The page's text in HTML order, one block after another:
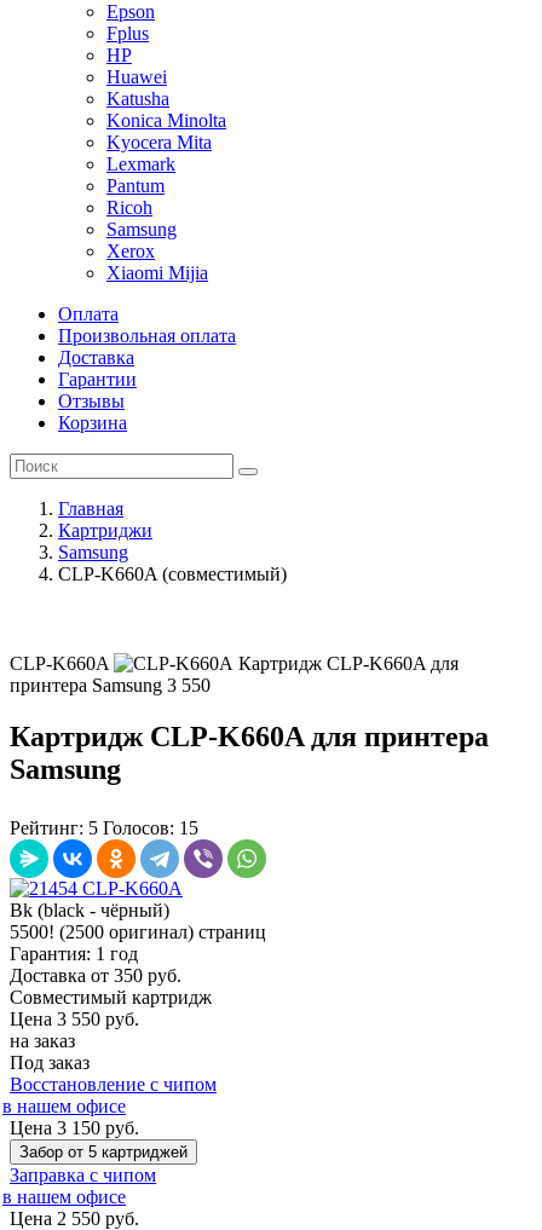
Epson
Fplus
HP
Huawei
Katusha
Konica Minolta
Kyocera Mita
Lexmark
Pantum
Ricoh
Samsung
Xerox
Xiaomi Mijia
Оплата
Произвольная оплата
Доставка
Гарантии
Отзывы
Корзина
Главная
Картриджи
Samsung
CLP-K660A (совместимый)
CLP-K660A
Картридж CLP-K660A для
принтера Samsung 3 550
Картридж CLP-K660A для принтера
Samsung
Рейтинг: 5 Голосов: 15
Bk (black - чёрный)
5500! (2500 оригинал) страниц
Гарантия: 1 год
Доставка от 350 руб.
Совместимый картридж
Цена 3 550 руб.
на заказ
Под заказ
Восстановление с чипом
в нашем офисе
Цена 3 150 руб.
Забор от 5 картриджей
Заправка с чипом
в нашем офисе
Цена 2 550 руб.